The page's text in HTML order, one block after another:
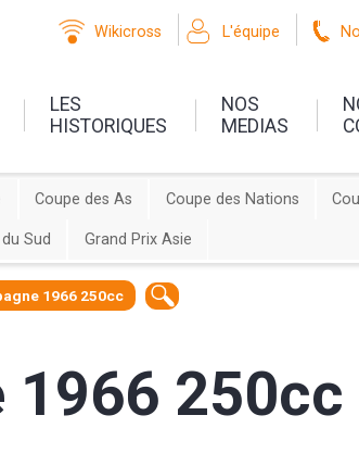
Wikicross L'équipe
LES
HISTORIQUES
NOS
MEDIAS
Coupe des As Coupe des Nations
Sud Grand Prix Asie
1966 250cc
1966 250cc